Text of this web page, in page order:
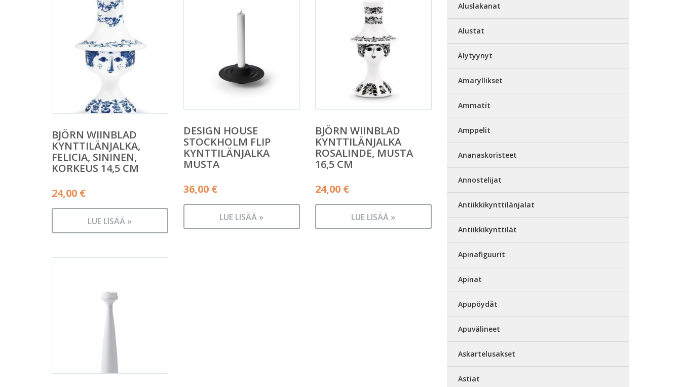
BJÖRN WIINBLAD
KYNTTILÄNJALKA,
FELICIA, SININEN,
KORKEUS 14,5 CM
24,00 €
LUE LISÄÄ »
DESIGN HOUSE
STOCKHOLM FLIP
KYNTTILÄNJALKA
MUSTA
36,00 €
LUE LISÄÄ »
BJÖRN WIINBLAD
KYNTTILÄNJALKA
ROSALINDE, MUSTA
16,5 CM
24,00 €
LUE LISÄÄ »
Aluslakanat
Alustat
Älytyynyt
Amaryllikset
Ammatit
Amppelit
Ananaskoristeet
Annostelijat
Antiikkikynttilänjalat
Antiikkikynttilät
Apinafiguurit
Apinat
Apupöydät
Apuvälineet
Askartelusakset
Astiat